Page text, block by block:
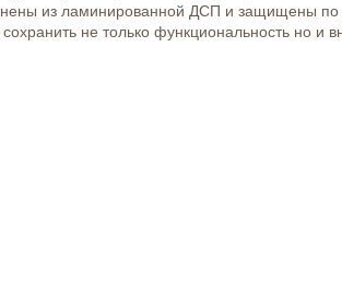
из ламинированной ДСП и защищены по
сохранить не только функциональность но и